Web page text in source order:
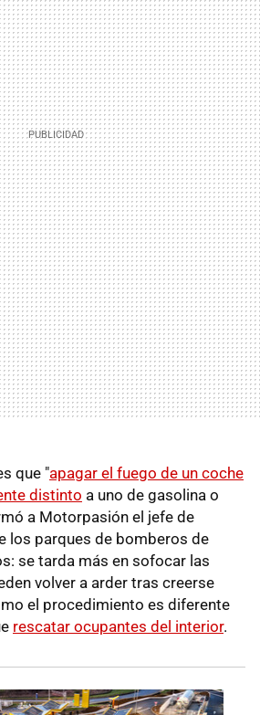
que "apagar el fuego de un coche
distinto a uno de gasolina o
a Motorpasión el jefe de
los parques de bomberos de
se tarda más en sofocar las
volver a arder tras creerse
el procedimiento es diferente
rescatar ocupantes del interior.